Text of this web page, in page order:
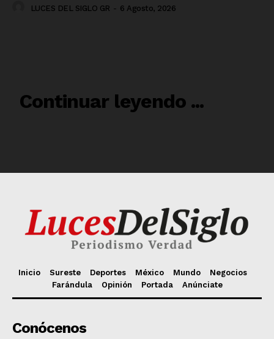
Inicio Sureste Deportes México Mundo
Negocios
Farándula
Opinión Portada Anúnciate
Conócenos